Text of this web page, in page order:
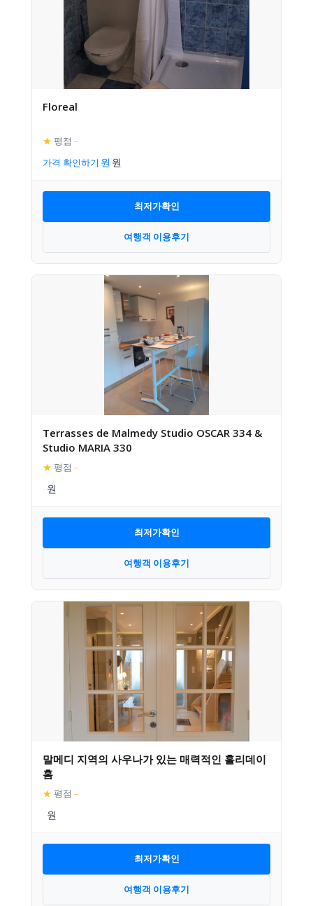
Floreal
★ 평점 –
가격 확인하기
최저가확인
여행객 이용후기
Terrasses de Malmedy Studio OSCAR 334 &
Studio MARIA 330
★ 평점 –
최저가확인
여행객 이용후기
말메디 지역의 사우나가 있는 매력적인 홀리데이
홈
★ 평점 –
최저가확인
여행객 이용후기